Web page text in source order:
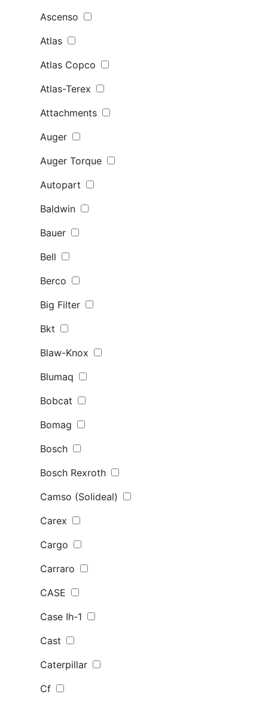
Ascenso
Atlas
Atlas Copco
Atlas-Terex
Attachments
Auger
Auger Torque
Autopart
Baldwin
Bauer
Bell
Berco
Big Filter
Bkt
Blaw-Knox
Blumaq
Bobcat
Bomag
Bosch
Bosch Rexroth
Camso (Solideal)
Carex
Cargo
Carraro
CASE
Case Ih-1
Cast
Caterpillar
Cf